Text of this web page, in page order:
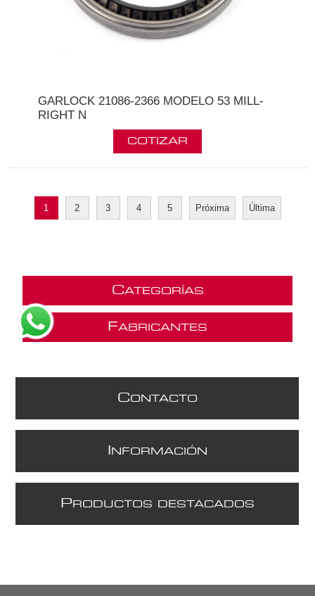
GARLOCK 21086-2366 MODELO 53 MILL-
RIGHT N
1 2 3 4 5 Próxima Última
CATEGORÍAS
FABRICANTES
CONTACTO
NFORMACIÓN
PRODUCTOS DESTACADOS